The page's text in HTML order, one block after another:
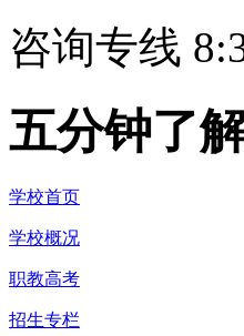
咨询专线
五分钟了
学校首页
学校概况
职教高考
招生专栏